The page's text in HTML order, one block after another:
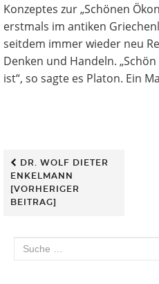
Clas
Konzeptes zur „Schönen
erstmals im antiken
seitdem immer wieder neu
Denken und Handeln.
ist“, so sagte es Platon. Ein
Beitrags-
Navigation
DR. WOLF DIETER
ENKELMANN
[VORHERIGER
BEITRAG]
Suche